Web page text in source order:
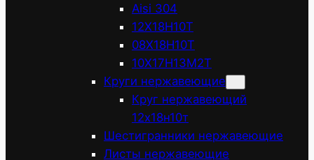
Aisi 304
12Х18Н10Т
08Х18Н10Т
10Х17Н13М2Т
Круги нержавеющие
Круг нержавеющий
12х18н10т
Шестигранники нержавеющие
Листы нержавеющие